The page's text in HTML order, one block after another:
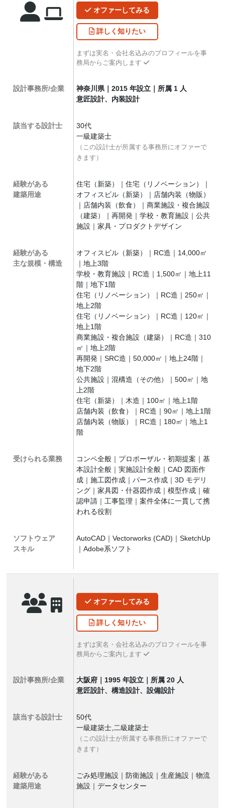
オファーしてみる
詳しく知りたい
まずは実名・会社名込みのプロフィールを事
務局からご案内します
設計事務所/企業
神奈川県｜2015 年設立｜所属 1 人
意匠設計、内装設計
該当する設計士
30代
一級建築士
（この設計士が所属する事務所にオファーで
きます）
経験がある
建築用途
住宅（新築）｜住宅（リノベーション）｜
オフィスビル（新築）｜店舗内装（物販）
｜店舗内装（飲食）｜商業施設・複合施設
（建築）｜再開発｜学校・教育施設｜公共
施設｜家具・プロダクトデザイン
経験がある
主な規模・構造
オフィスビル（新築）｜RC造｜14,000㎡
｜地上3階
学校・教育施設｜RC造｜1,500㎡｜地上11
階｜地下1階
住宅（リノベーション）｜RC造｜250㎡｜
地上2階
住宅（リノベーション）｜RC造｜120㎡｜
地上1階
商業施設・複合施設（建築）｜RC造｜310
㎡｜地上2階
再開発｜SRC造｜50,000㎡｜地上24階｜
地下2階
公共施設｜混構造（その他）｜500㎡｜地
上2階
住宅（新築）｜木造｜100㎡｜地上1階
店舗内装（飲食）｜RC造｜90㎡｜地上1階
店舗内装（物販）｜RC造｜180㎡｜地上1
階
受けられる業務
コンペ全般｜プロポーザル・初期提案｜基
本設計全般｜実施設計全般｜CAD 図面作
成｜施工図作成｜パース作成｜3D モデリ
ング｜家具図・什器図作成｜模型作成｜確
認申請｜工事監理｜案件全体に一貫して携
われる役割
ソフトウェア
スキル
AutoCAD｜Vectorworks (CAD)｜SketchUp
｜Adobe系ソフト
オファーしてみる
詳しく知りたい
まずは実名・会社名込みのプロフィールを事
務局からご案内します
設計事務所/企業
大阪府｜1995 年設立｜所属 20 人
意匠設計、構造設計、設備設計
該当する設計士
50代
一級建築士,二級建築士
（この設計士が所属する事務所にオファーで
きます）
経験がある
建築用途
ごみ処理施設｜防衛施設｜生産施設｜物流
施設｜データセンター